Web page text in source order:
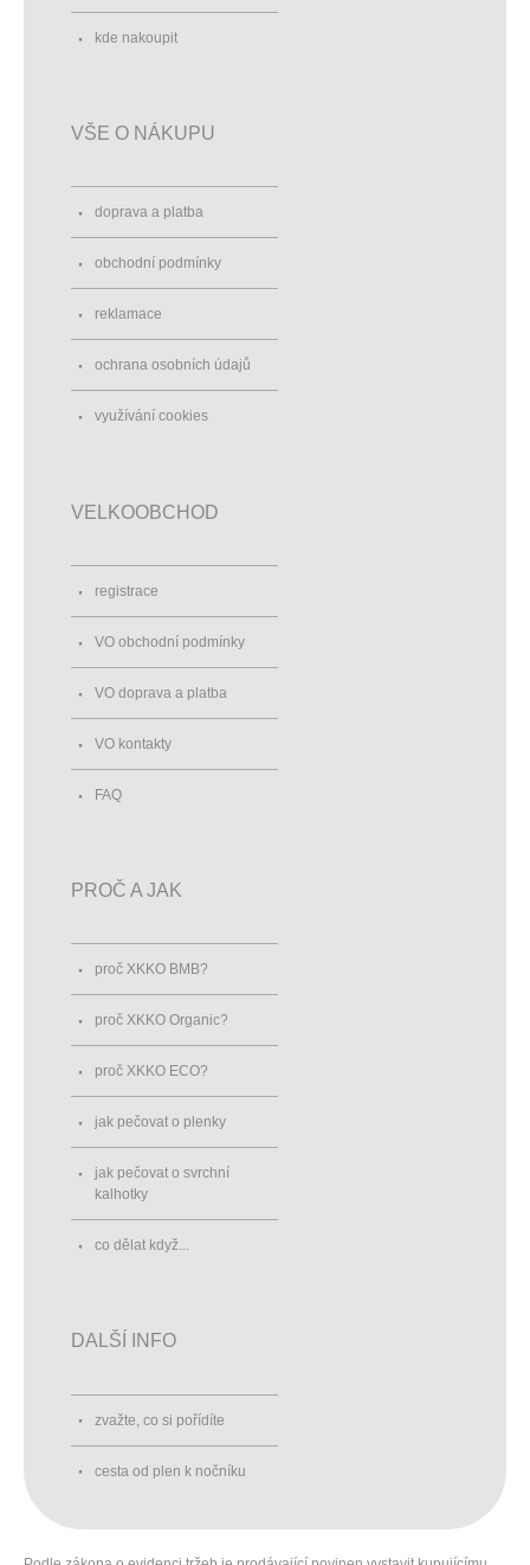
kde nakoupit
VŠE O NÁKUPU
doprava a platba
obchodní podmínky
reklamace
ochrana osobních údajů
využívání cookies
VELKOOBCHOD
registrace
VO obchodní podmínky
VO doprava a platba
VO kontakty
FAQ
PROČ A JAK
proč XKKO BMB?
proč XKKO Organic?
proč XKKO ECO?
jak pečovat o plenky
jak pečovat o svrchní
kalhotky
co dělat když...
DALŠÍ INFO
zvažte, co si pořídíte
cesta od plen k nočníku